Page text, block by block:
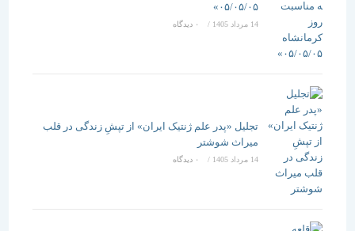
۰۵/۰۵/۰۵»
/ ۰ دیدگاه
تجلیل «پدر علم ژنتیک ایران» از تپشِ زندگی در قلب
میراث شوشتر
14 مرداد 1405 / ۰ دیدگاه